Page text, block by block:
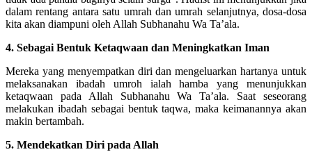
dalam rentang antara satu umrah dan umrah selanjutnya, dosa-dosa
kita akan diampuni oleh Allah Subhanahu Wa Ta’ala.
4. Sebagai Bentuk Ketaqwaan dan Meningkatkan Iman
Mereka yang menyempatkan diri dan mengeluarkan hartanya untuk
melaksanakan ibadah umroh ialah hamba yang menunjukkan
ketaqwaan pada Allah Subhanahu Wa Ta’ala. Saat seseorang
melakukan ibadah sebagai bentuk taqwa, maka keimanannya akan
makin bertambah.
5. Mendekatkan Diri pada Allah